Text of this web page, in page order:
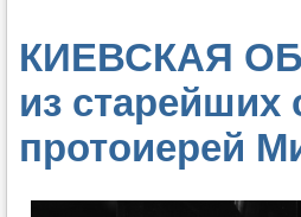
КИЕВСКАЯ
из
протоиерей